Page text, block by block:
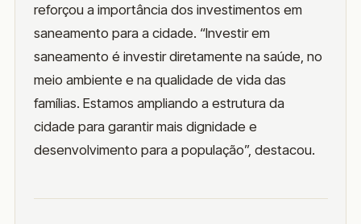
reforçou a importância dos investimentos em
saneamento para a cidade. “Investir em
saneamento é investir diretamente na saúde, no
meio ambiente e na qualidade de vida das
famílias. Estamos ampliando a estrutura da
cidade para garantir mais dignidade e
desenvolvimento para a população”, destacou.